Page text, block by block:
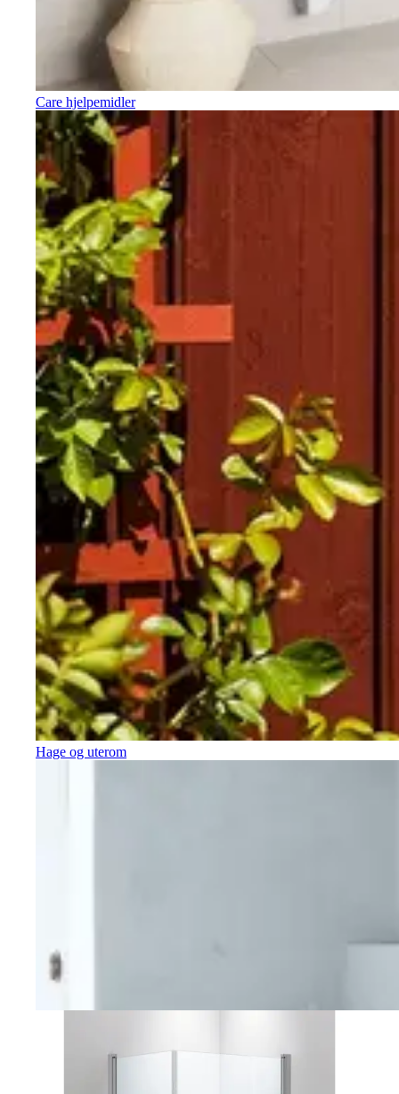
Care hjelpemidler
Hage og uterom